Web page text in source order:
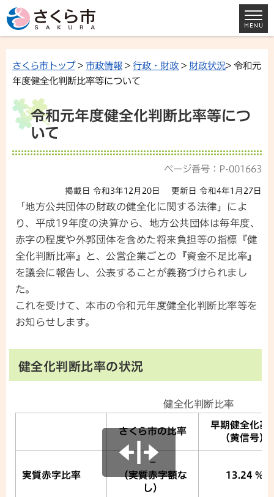
さくら市トップ> 市政情報 > 行政・財政 > 財政状況> 令和元
年度健全化判断比率等について
令和元年度健全化判断比率等につ
いて
ページ番号：P-001663
掲載日 令和3年12月20日 更新日 令和4年1月27日
「地方公共団体の財政の健全化に関する法律」によ
り、平成19年度の決算から、地方公共団体は毎年度、
赤字の程度や外郭団体を含めた将来負担等の指標『健
全化判断比率』と、公営企業ごとの『資金不足比率』
を議会に報告し、公表することが義務づけられまし
た。
これを受けて、本市の令和元年度健全化判断比率等を
お知らせします。
健全化判断比率の状況
健全化判断比率
さくら市の比率
早期健全化基
（黄信号）
実質赤字比率
－
（実質赤字額な
し）
13.24 %